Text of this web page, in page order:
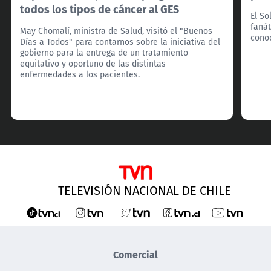
todos los tipos de cáncer al GES
May Chomalí, ministra de Salud, visitó el "Buenos
Días a Todos" para contarnos sobre la iniciativa del
gobierno para la entrega de un tratamiento
equitativo y oportuno de las distintas
enfermedades a los pacientes.
El
TELEVISIÓN NACIONAL DE CHILE
Comercial